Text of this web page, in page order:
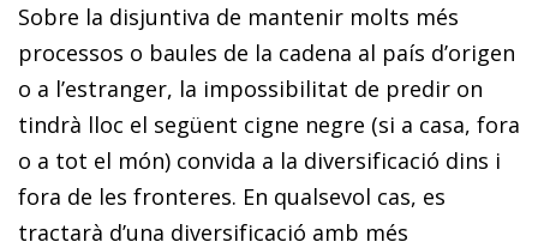
Sobre la disjuntiva de mantenir molts més
processos o baules de la cadena al país d’origen
o a l’estranger, la impossibilitat de predir on
tindrà lloc el següent cigne negre (si a casa, fora
o a tot el món) convida a la diversificació dins i
fora de les fronteres. En qualsevol cas, es
tractarà d’una diversificació amb més